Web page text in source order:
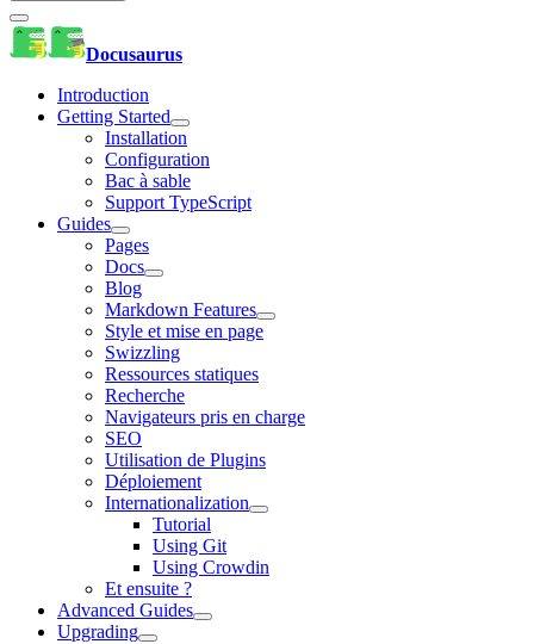
Docusaurus
Introduction
Getting Started
Installation
Configuration
Bac à sable
Support TypeScript
Guides
Pages
Docs
Blog
Markdown Features
Style et mise en page
Swizzling
Ressources statiques
Recherche
Navigateurs pris en charge
SEO
Utilisation de Plugins
Déploiement
Internationalization
Tutorial
Using Git
Using Crowdin
Et ensuite ?
Advanced Guides
Upgrading